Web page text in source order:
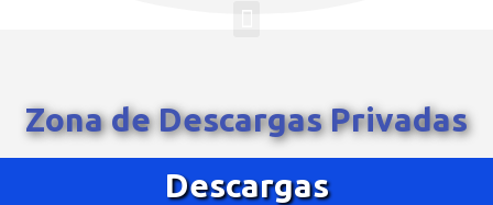
Zona de Descargas Privadas
Descargas